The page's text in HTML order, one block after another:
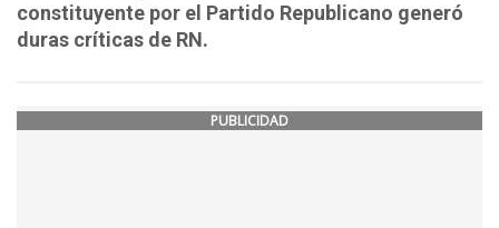
constituyente por el Partido Republicano generó
duras críticas de RN.
PUBLICIDAD